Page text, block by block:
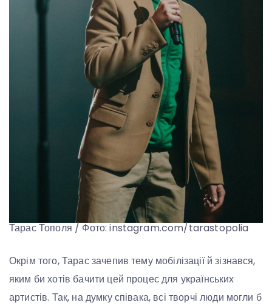
Тарас Тополя / Фото: instagram.com/tarastopolia
Окрім того, Тарас зачепив тему мобілізації й зізнався,
яким би хотів бачити цей процес для українських
артистів. Так, на думку співака, всі творчі люди могли б